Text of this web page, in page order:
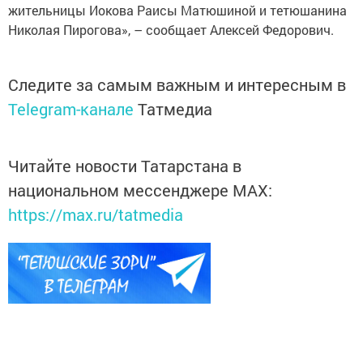
жительницы Иокова Раисы Матюшиной и тетюшанина
Николая Пирогова», – сообщает Алексей Федорович.
Следите за самым важным и интересным в
Telegram-канале Татмедиа
Читайте новости Татарстана в
национальном мессенджере MАХ:
https://max.ru/tatmedia